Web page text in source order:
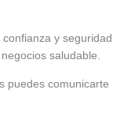
y seguridad
saludable.
puedes comunicarte